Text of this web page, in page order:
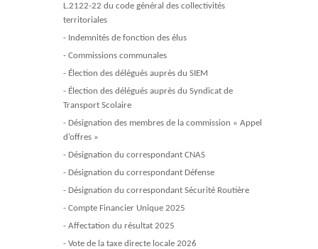
L.2122-22 du code général des collectivités
territoriales
- Indemnités de fonction des élus
- Commissions communales
- Élection des délégués auprès du SIEM
- Élection des délégués auprès du Syndicat de
Transport Scolaire
- Désignation des membres de la commission « Appel
d’offres »
- Désignation du correspondant CNAS
- Désignation du correspondant Défense
- Désignation du correspondant Sécurité Routière
- Compte Financier Unique 2025
- Affectation du résultat 2025
- Vote de la taxe directe locale 2026